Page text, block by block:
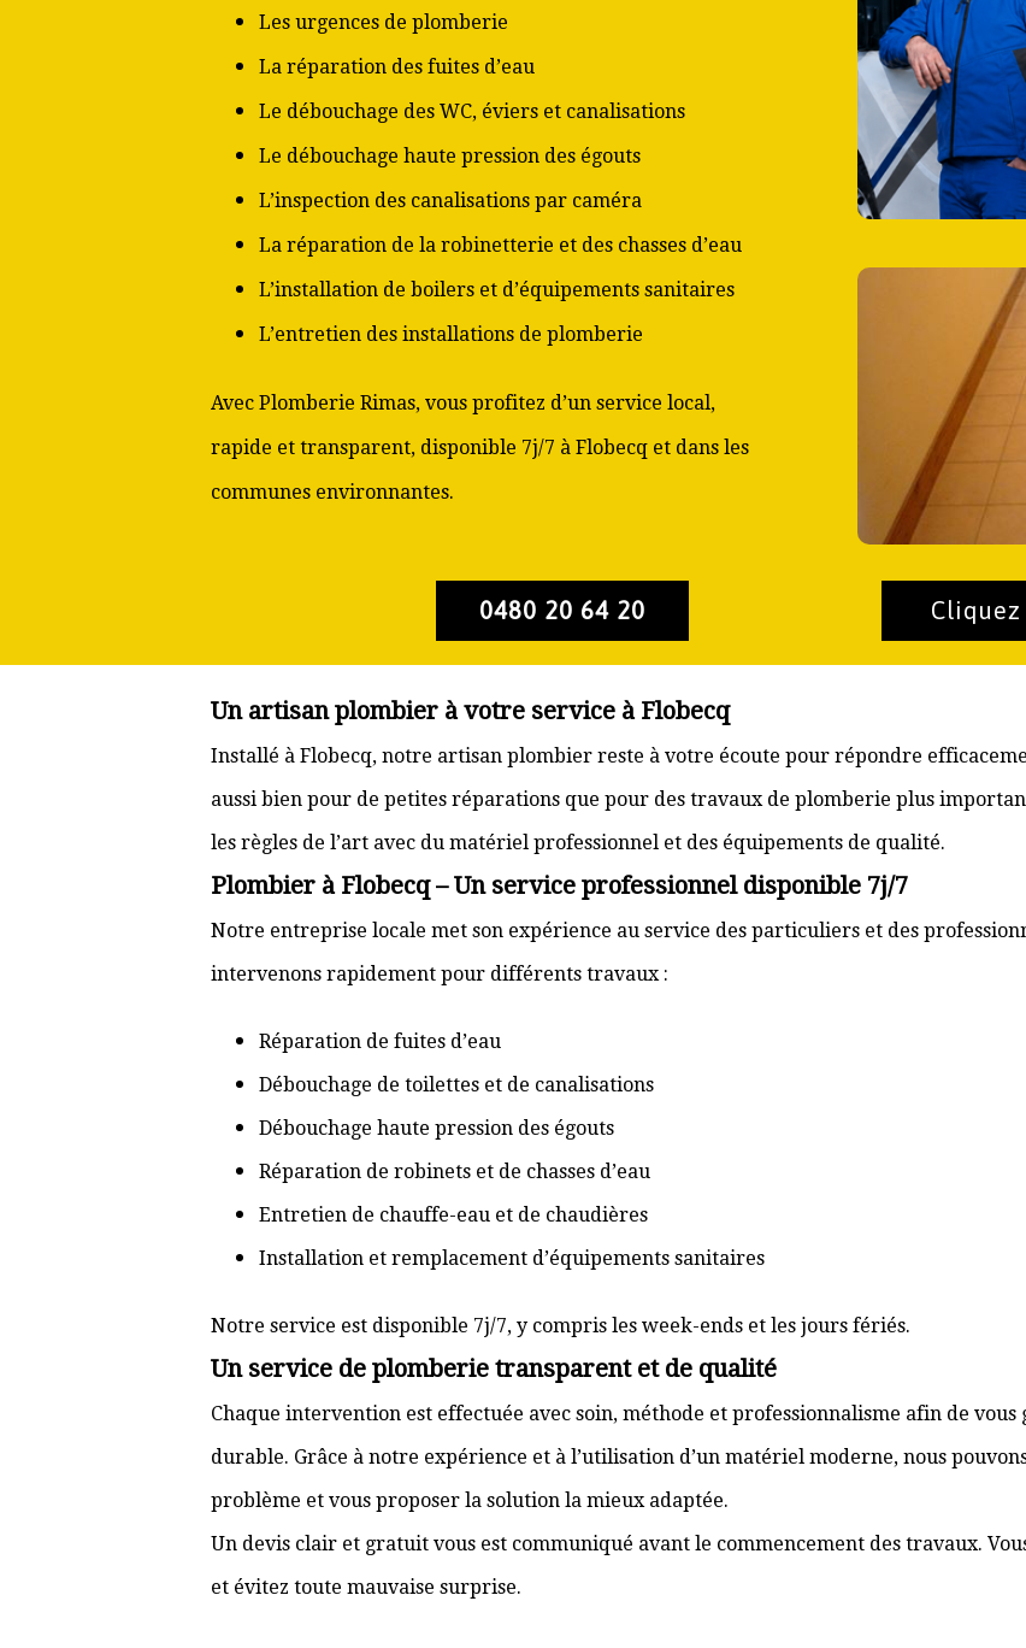
Les urgences de plomberie
La réparation des fuites d’eau
Le débouchage des WC, éviers et canalisations
Le débouchage haute pression des égouts
L’inspection des canalisations par caméra
La réparation de la robinetterie et des chasses d’eau
L’installation de boilers et d’équipements sanitaires
L’entretien des installations de plomberie
Avec Plomberie Rimas, vous profitez d’un service local,
rapide et transparent, disponible 7j/7 à Flobecq et dans les
communes environnantes.
0480 20 64 20
Un artisan plombier à votre service à Flobecq
Installé à Flobecq, notre artisan plombier reste à votre écoute pour répondre
aussi bien pour de petites réparations que pour des travaux de plomberie plus
les règles de l’art avec du matériel professionnel et des équipements de qualité.
Plombier à Flobecq – Un service professionnel disponible 7j/7
Notre entreprise locale met son expérience au service des particuliers et des
intervenons rapidement pour différents travaux :
Réparation de fuites d’eau
Débouchage de toilettes et de canalisations
Débouchage haute pression des égouts
Réparation de robinets et de chasses d’eau
Entretien de chauffe-eau et de chaudières
Installation et remplacement d’équipements sanitaires
Notre service est disponible 7j/7, y compris les week-ends et les jours fériés.
Un service de plomberie transparent et de qualité
Chaque intervention est effectuée avec soin, méthode et professionnalisme afin de
durable. Grâce à notre expérience et à l’utilisation d’un matériel moderne, nous
problème et vous proposer la solution la mieux adaptée.
Un devis clair et gratuit vous est communiqué avant le commencement des travaux.
et évitez toute mauvaise surprise.